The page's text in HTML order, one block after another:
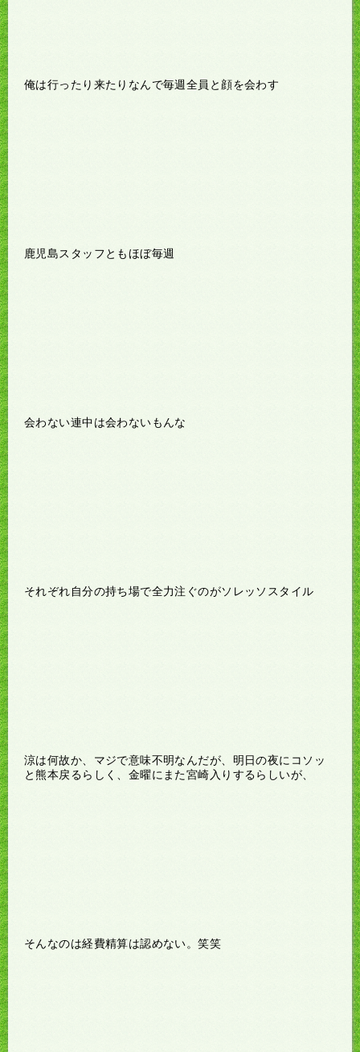
俺は行ったり来たりなんで毎週全員と顔を会わす
鹿児島スタッフともほぼ毎週
会わない連中は会わないもんな
それぞれ自分の持ち場で全力注ぐのがソレッソスタイル
涼は何故か、マジで意味不明なんだが、明日の夜にコソッ
と熊本戻るらしく、金曜にまた宮崎入りするらしいが、
そんなのは経費精算は認めない。笑笑